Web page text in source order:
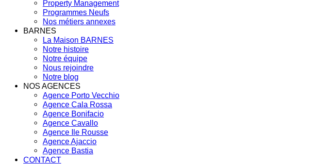
Property Management
Programmes Neufs
Nos métiers annexes
BARNES
La Maison BARNES
Notre histoire
Notre équipe
Nous rejoindre
Notre blog
NOS AGENCES
Agence Porto Vecchio
Agence Cala Rossa
Agence Bonifacio
Agence Cavallo
Agence Ile Rousse
Agence Ajaccio
Agence Bastia
CONTACT